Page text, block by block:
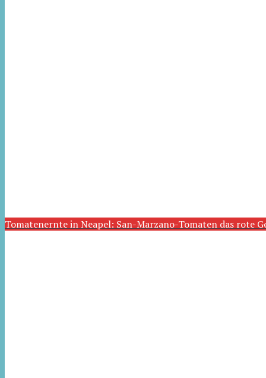
Tomatenernte in Neapel: San-Marzano-Tomaten das rote